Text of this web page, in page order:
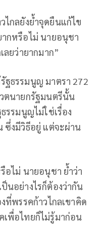
ไกลยังย้ำจุดยืนแก้ไข
กหรือไม่ นายอนุชา
ลยว่ายากมาก”
ฐธรรมนูญ มาตรา 272
ตนายกรัฐมนตรีนั้น
รรมนูญไม่ใช่เรื่อง
ซึ่งมีวิธีอยู่ แต่จะผ่าน
อไม่ นายอนุชา ย้ำว่า
นอย่างไรก็ต้องว่ากัน
ที่พรรคก้าวไกลเขาคิด
เพื่อไทยก็ไม่รู้มาก่อน